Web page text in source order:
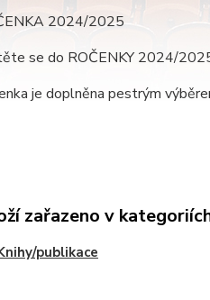
2024/2025
se do ROČENKY 2024/
je doplněna pestrým
zařazeno v
publikace